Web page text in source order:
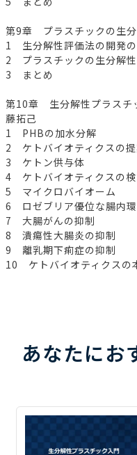
第9章 プラスチックの生
1 生分解性評価法の開発
2 プラスチックの生分解
3 まとめ
第10章 生分解性プラスチ
藤拓己
1 PHBの加水分解
2 ケトバイオティクスの
3 ケトン供与体
4 ケトバイオティクスの
5 マイクロバイオーム
6 ロゼブリア優位な腸内
7 大腸がんの抑制
8 潰瘍性大腸炎の抑制
9 離乳期下痢症の抑制
10 ケトバイオティクスの
あなたにお